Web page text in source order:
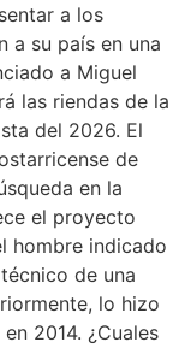
a los
a su país en una
a Miguel
las riendas de la
del 2026. El
de
en la
el proyecto
hombre indicado
de una
lo hizo
2014. ¿Cuales